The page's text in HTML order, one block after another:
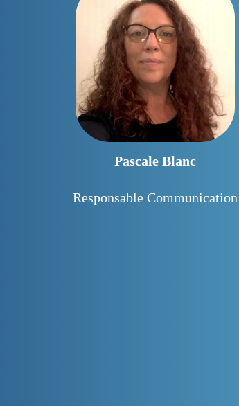
Pascale Blanc
Responsable Communication